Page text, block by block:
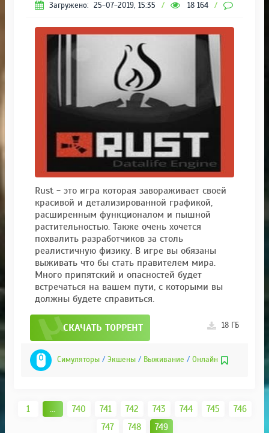
Загружено: 25-07-2019, 15:35 / 18 164 /
Rust - это игра которая завораживает своей
красивой и детализированной графикой,
расширенным функционалом и пышной
растительностью. Также очень хочется
похвалить разработчиков за столь
реалистичную физику. В игре вы обязаны
выживать что бы стать правителем мира.
Много припятский и опасностей будет
встречаться на вашем пути, с которыми вы
должны будете справиться.
СКАЧАТЬ ТОРРЕНТ 18 ГБ
Симуляторы / Экшены / Выживание / Онлайн
1 ... 740 741 742 743 744 745
746
747
748 749